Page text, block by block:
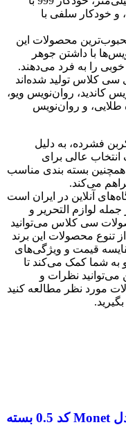
و خودکار سلفی با
محصولات این
با داشتن جوهر
را به فرد می‌دهند.
کلاس تولید شده‌اند
کاندید، روان‌نویس ویو،
طلایی، و روان‌نویس
فشرده، به دلیل
عالی برای
بسته بندی مناسب
می‌کند.
آنلاین در ایران است
لوازم التحریر و
سی کلاس می‌توانید
تنوع محصولات این برند
قیمت و ویژگی‌های
به شما کمک می‌کند تا
می‌توانید نظرات و
مورد نظر مطالعه کنید
روان نویس کریتورز کلاس مدل Monet کد 0.5 بسته